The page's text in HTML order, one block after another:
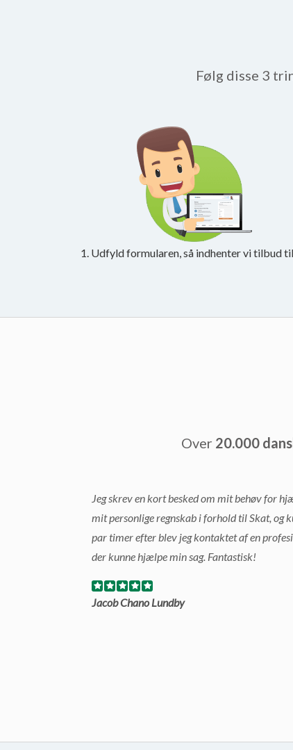
Følg disse 3
1. Udfyld formularen, så indhenter vi tilbud
Over 20.000
Jeg skrev en kort besked om mit behøv for
mit personlige regnskab i forhold til Skat, og
par timer efter blev jeg kontaktet af en
der kunne hjælpe min sag. Fantastisk!
Jacob Chano Lundby